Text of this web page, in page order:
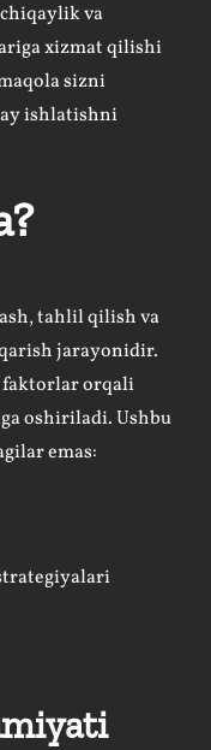
va
xizmat qilishi
sizni
ishlatishni
tahlil qilish va
jarayonidir.
faktorlar orqali
oshiriladi. Ushbu
emas: